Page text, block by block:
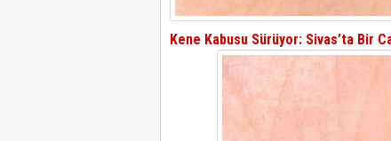
Kene Kabusu Sürüyor: Sivas’ta Bir